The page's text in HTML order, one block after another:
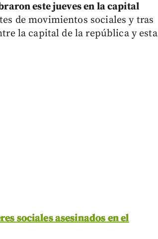
este jueves en la capital
de movimientos sociales y tras
la capital de la república y esta
sociales asesinados en el